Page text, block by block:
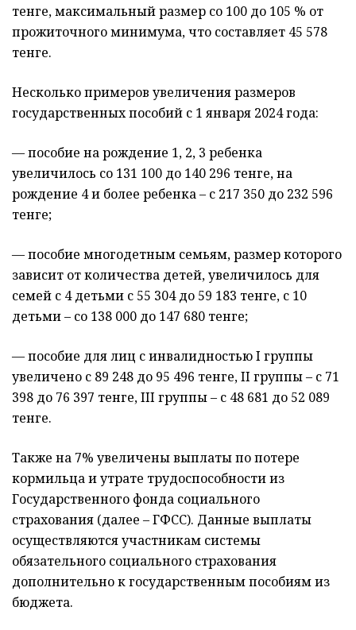
тенге, максимальный размер со 100 до 105 % от
прожиточного минимума, что составляет 45 578
тенге.
Несколько примеров увеличения размеров
государственных пособий с 1 января 2024 года:
— пособие на рождение 1, 2, 3 ребенка
увеличилось со 131 100 до 140 296 тенге, на
рождение 4 и более ребенка – с 217 350 до 232 596
тенге;
— пособие многодетным семьям, размер которого
зависит от количества детей, увеличилось для
семей с 4 детьми с 55 304 до 59 183 тенге, с 10
детьми – со 138 000 до 147 680 тенге;
— пособие для лиц с инвалидностью I группы
увеличено с 89 248 до 95 496 тенге, II группы – с 71
398 до 76 397 тенге, III группы – с 48 681 до 52 089
тенге.
Также на 7% увеличены выплаты по потере
кормильца и утрате трудоспособности из
Государственного фонда социального
страхования (далее – ГФСС). Данные выплаты
осуществляются участникам системы
обязательного социального страхования
дополнительно к государственным пособиям из
бюджета.